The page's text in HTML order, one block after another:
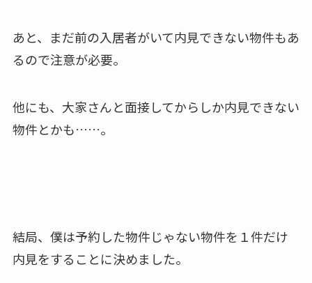
あと、まだ前の入居者がいて内見できない物件もあ
るので注意が必要。
他にも、大家さんと面接してからしか内見できない
物件とかも……。
結局、僕は予約した物件じゃない物件を１件だけ
内見をすることに決めました。